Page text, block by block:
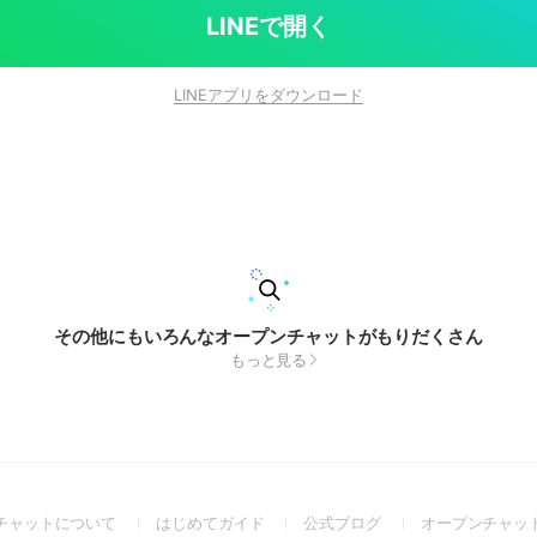
LINEで開く
LINEアプリをダウンロード
その他にもいろんなオープンチャットがもりだくさん
もっと見る
ャットについて
(Openはじめてガイド
(Open公式ブログ
(Openオープンチャッ